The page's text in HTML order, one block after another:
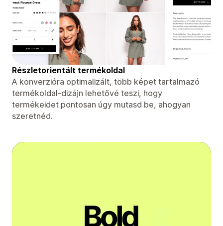
Részletorientált termékoldal
A konverzióra optimalizált, több képet tartalmazó
termékoldal-dizájn lehetővé teszi, hogy
termékeidet pontosan úgy mutasd be, ahogyan
szeretnéd.